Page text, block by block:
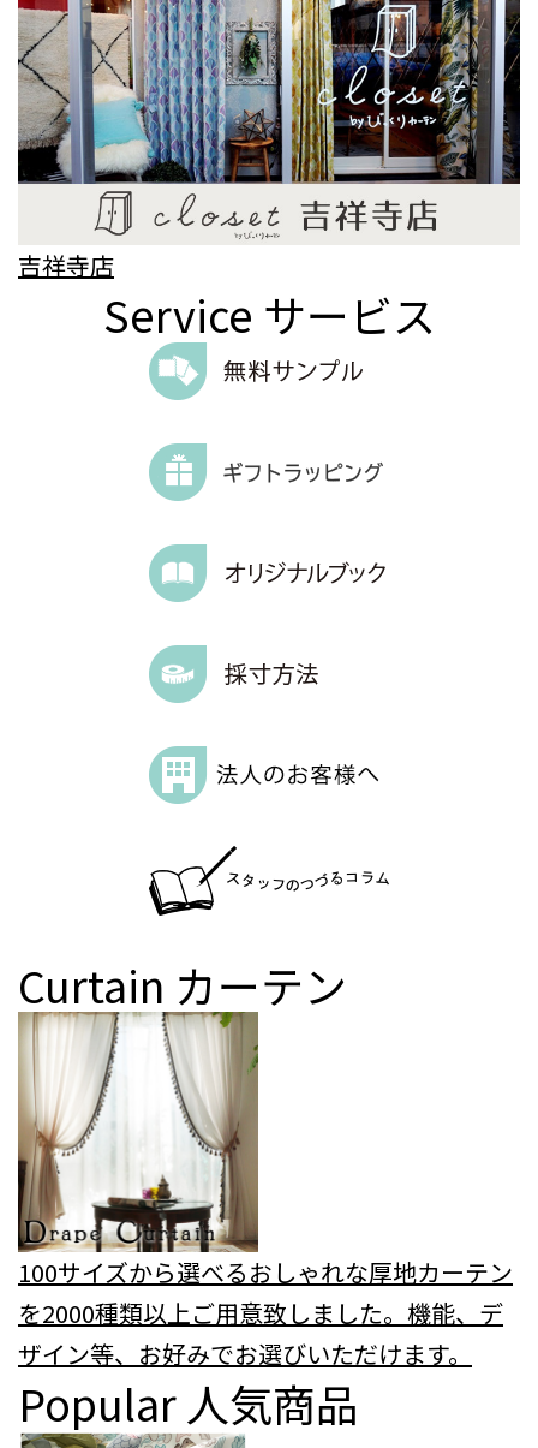
吉祥寺店
Service サービス
Curtain カーテン
100サイズから選べるおしゃれな厚地カーテン
を2000種類以上ご用意致しました。機能、デ
ザイン等、お好みでお選びいただけます。
Popular 人気商品